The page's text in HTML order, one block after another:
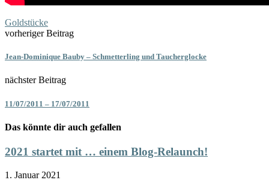
Goldstücke
vorheriger Beitrag
Jean-Dominique Bauby – Schmetterling und Taucherglocke
nächster Beitrag
11/07/2011 – 17/07/2011
Das könnte dir auch gefallen
2021 startet mit … einem Blog-Relaunch!
1. Januar 2021